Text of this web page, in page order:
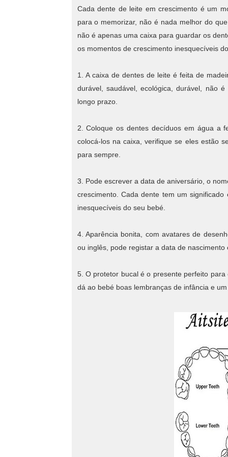
Cada dente de leite em crescimento é um
para o memorizar, não é nada melhor do
não é apenas uma caixa para guardar os
os momentos de crescimento inesquecíveis
1. A caixa de dentes de leite é feita de
durável, saudável, ecológica, durável, não
longo prazo.
2. Coloque os dentes decíduos em água a
colocá-los na caixa, verifique se eles estão
para sempre.
3. Pode escrever a data de aniversário, o
crescimento. Cada dente tem um
inesquecíveis do seu bebé.
4. Aparência bonita, com avatares de
ou inglês, pode registar a data de
5. O protetor bucal é o presente perfeito
dá ao bebé boas lembranças de infância e